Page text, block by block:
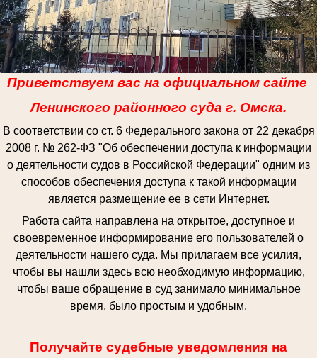
Приветствуем вас на официальном сайте
Ленинского районного суда г. Омска.
В соответствии со ст. 6 Федерального закона от 22 декабря
2008 г. № 262-ФЗ "Об обеспечении доступа к информации
о деятельности судов в Российской Федерации" одним из
способов обеспечения доступа к такой информации
является размещение ее в сети Интернет.
Работа сайта направлена на открытое, доступное и
своевременное информирование его пользователей о
деятельности нашего суда. Мы прилагаем все усилия,
чтобы вы нашли здесь всю необходимую информацию,
чтобы ваше обращение в суд занимало минимальное
время, было простым и удобным.
Получайте судебные уведомления на